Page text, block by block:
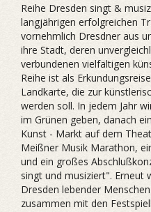
Reihe Dresden singt &
langjährigen erfolgreichen
vornehmlich Dresdner aus
ihre Stadt, deren
verbundenen vielfältigen
Reihe ist als
Landkarte, die zur
werden soll. In jedem Jahr
im Grünen geben, danach
Kunst - Markt auf dem
Meißner Musik Marathon,
und ein großes
singt und musiziert". Erneut
Dresden lebender
zusammen mit den